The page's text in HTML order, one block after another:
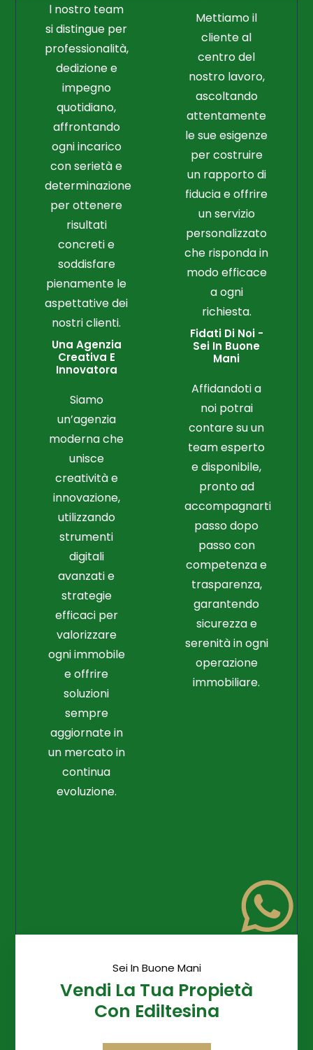
l nostro team
si distingue per
professionalità,
dedizione e
impegno
quotidiano,
affrontando
ogni incarico
con serietà e
determinazione
per ottenere
risultati
concreti e
soddisfare
pienamente le
aspettative dei
nostri clienti.
Una Agenzia
Creativa E
Innovatora
Siamo
un’agenzia
moderna che
unisce
creatività e
innovazione,
utilizzando
strumenti
digitali
avanzati e
strategie
efficaci per
valorizzare
ogni immobile
e offrire
soluzioni
sempre
aggiornate in
un mercato in
continua
evoluzione.
Mettiamo il
cliente al
centro del
nostro lavoro,
ascoltando
attentamente
le sue esigenze
per costruire
un rapporto di
fiducia e offrire
un servizio
personalizzato
che risponda in
modo efficace
a ogni
richiesta.
Fidati Di Noi -
Sei In Buone
Mani
Affidandoti a
noi potrai
contare su un
team esperto
e disponibile,
pronto ad
accompagnarti
passo dopo
passo con
competenza e
trasparenza,
garantendo
sicurezza e
serenità in ogni
operazione
immobiliare.
Sei In Buone Mani
Vendi La Tua Propietà
Con Ediltesina